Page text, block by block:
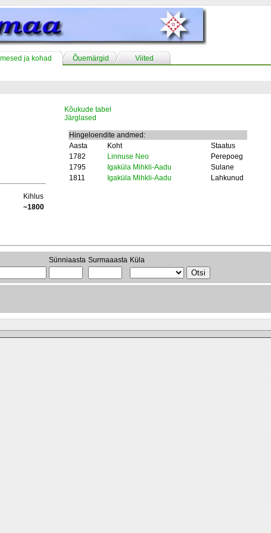
ja kohad Õuemärgid Viited
Kihlus
~1800
Kõukude tabel
Järglased
Hingeloendite andmed:
Aasta
Koht
Staatus
1782
Linnuse Neo
Perepoeg
1795
Igaküla Mihkli-Aadu
Sulane
1811
Igaküla Mihkli-Aadu Lahkunud
Sünniaasta Surmaaasta Küla